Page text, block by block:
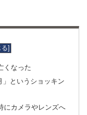
くなった
」というショッキン
にカメラやレンズへ